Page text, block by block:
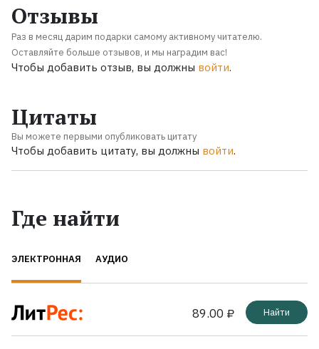
Отзывы
Раз в месяц дарим подарки самому активному читателю.
Оставляйте больше отзывов, и мы наградим вас!
Чтобы добавить отзыв, вы должны войти.
Цитаты
Вы можете первыми опубликовать цитату
Чтобы добавить цитату, вы должны войти.
Где найти
ЭЛЕКТРОННАЯ АУДИО
89.00 ₽ Найти